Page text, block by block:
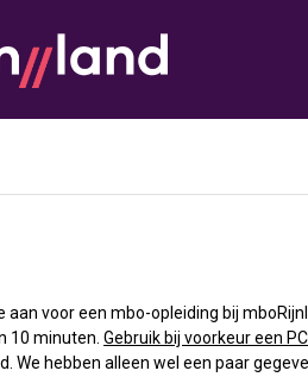
aan voor een mbo-opleiding bij
10 minuten. Gebruik bij voorkeur een
We hebben alleen wel een paar